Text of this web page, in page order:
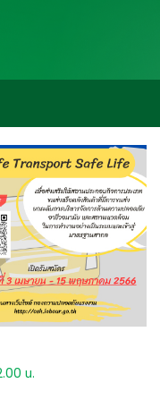
น.